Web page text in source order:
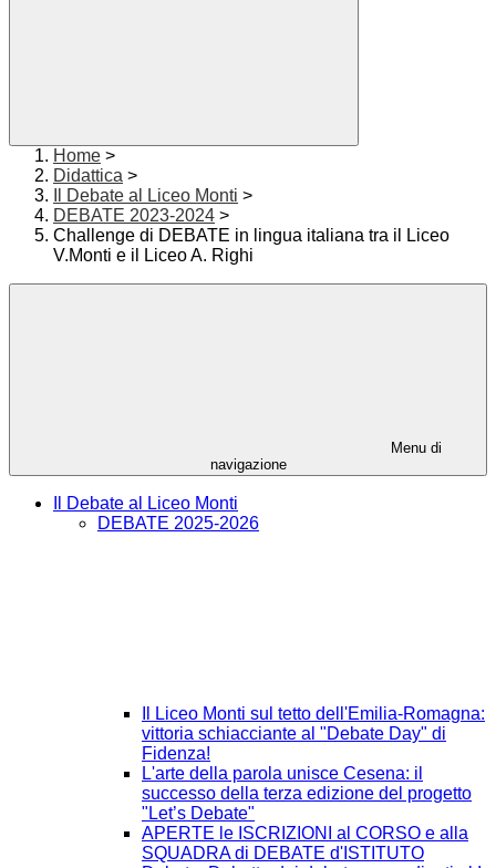
Home >
Didattica >
Il Debate al Liceo Monti >
DEBATE 2023-2024 >
Challenge di DEBATE in lingua italiana tra il Liceo
V.Monti e il Liceo A. Righi
Menu di
navigazione
Il Debate al Liceo Monti
DEBATE 2025-2026
Il Liceo Monti sul tetto dell'Emilia-Romagna:
vittoria schiacciante al "Debate Day" di
Fidenza!
L'arte della parola unisce Cesena: il
successo della terza edizione del progetto
"Let’s Debate"
APERTE le ISCRIZIONI al CORSO e alla
SQUADRA di DEBATE d'ISTITUTO